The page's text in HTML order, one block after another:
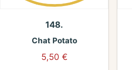
148.
Chat Potato
5,50 €